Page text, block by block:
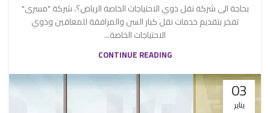
بحاجة الى شركة نقل ذوي الاحتياجات الخاصة الرياض؟، شركة "مسرى"
تفخر بتقديم خدمات نقل كبار السن والمرافقة للمعاقين وذوي
الاحتياجات الخاصة...
CONTINUE READING
03
يناير